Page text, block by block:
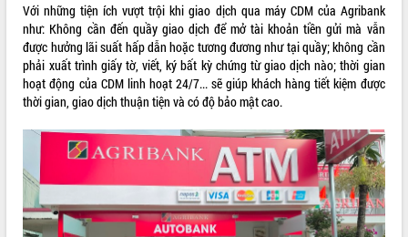
Hôm nay: 26999
Tất cả: 66072322
Với những tiện ích vượt trội khi giao dịch qua máy CDM của Agribank
như: Không cần đến quầy giao dịch để mở tài khoản tiền gửi mà vẫn
được hưởng lãi suất hấp dẫn hoặc tương đương như tại quầy; không cần
phải xuất trình giấy tờ, viết, ký bất kỳ chứng từ giao dịch nào; thời gian
hoạt động của CDM linh hoạt 24/7... sẽ giúp khách hàng tiết kiệm được
thời gian, giao dịch thuận tiện và có độ bảo mật cao.